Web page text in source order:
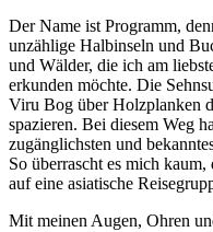
Der Name ist Programm,
unzählige Halbinseln und
und Wälder, die ich am
erkunden möchte. Die
Viru Bog über Holzplanken
spazieren. Bei diesem Weg
zugänglichsten und
So überrascht es mich
auf eine asiatische
Mit meinen Augen, Ohren